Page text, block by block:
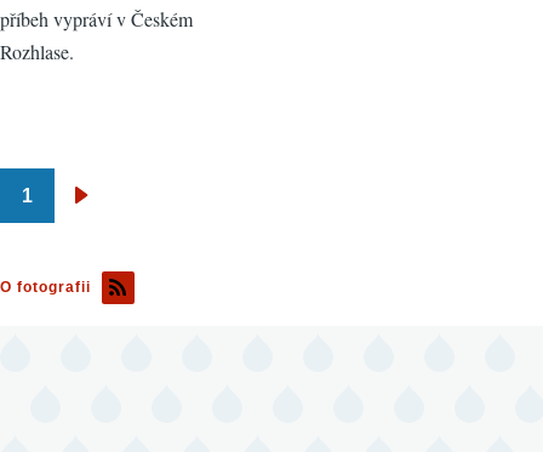
příbeh vypráví v Českém
Rozhlase.
Pagination
1
O fotografii